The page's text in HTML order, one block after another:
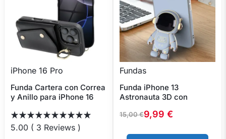
iPhone 16 Pro
Funda Cartera con Correa
y Anillo para iPhone 16
5.00 ( 3 Reviews )
Fundas
Funda iPhone 13
Astronauta 3D con
15,00€9,99 €